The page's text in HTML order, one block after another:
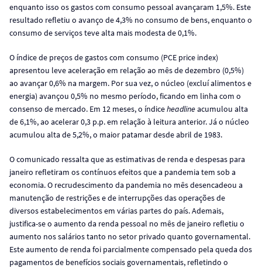
enquanto isso os gastos com consumo pessoal avançaram 1,5%. Este
resultado refletiu o avanço de 4,3% no consumo de bens, enquanto o
consumo de serviços teve alta mais modesta de 0,1%.
O índice de preços de gastos com consumo (PCE price index)
apresentou leve aceleração em relação ao mês de dezembro (0,5%)
ao avançar 0,6% na margem. Por sua vez, o núcleo (excluí alimentos e
energia) avançou 0,5% no mesmo período, ficando em linha com o
consenso de mercado. Em 12 meses, o índiceheadlineacumulou alta
de 6,1%, ao acelerar 0,3 p.p. em relação à leitura anterior. Já o núcleo
acumulou alta de 5,2%, o maior patamar desde abril de 1983.
O comunicado ressalta que as estimativas de renda e despesas para
janeiro refletiram os contínuos efeitos que a pandemia tem sob a
economia. O recrudescimento da pandemia no mês desencadeou a
manutenção de restrições e de interrupções das operações de
diversos estabelecimentos em várias partes do país. Ademais,
justifica-se o aumento da renda pessoal no mês de janeiro refletiu o
aumento nos salários tanto no setor privado quanto governamental.
Este aumento de renda foi parcialmente compensado pela queda dos
pagamentos de benefícios sociais governamentais, refletindo o